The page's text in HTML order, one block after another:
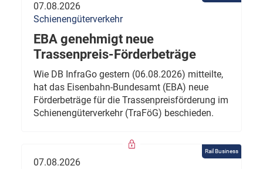
07.08.2026
Schienengüterverkehr
EBA genehmigt neue
Trassenpreis-Förderbeträge
Wie DB InfraGo gestern (06.08.2026) mitteilte,
hat das Eisenbahn-Bundesamt (EBA) neue
Förderbeträge für die Trassenpreisförderung im
Schienengüterverkehr (TraFöG) beschieden.
Rail Business
07.08.2026